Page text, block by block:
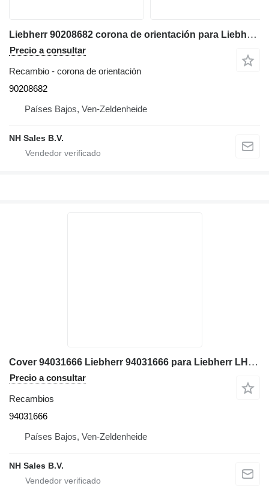
Liebherr 90208682 corona de orientación para Liebherr LH22, LH24, LH26 excavadora
Precio a consultar
Recambio - corona de orientación
90208682
Países Bajos, Ven-Zeldenheide
NH Sales B.V.
Cover 94031666 Liebherr 94031666 para Liebherr LH22 excavadora
Precio a consultar
Recambios
94031666
Países Bajos, Ven-Zeldenheide
NH Sales B.V.